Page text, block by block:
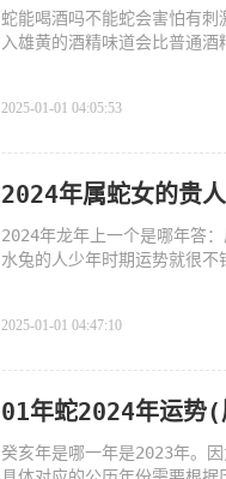
蛇能喝酒吗不能蛇会害怕有
入雄黄的酒精味道会比普通
2025-01-01 04:05:53
2024年属蛇女的贵
2024年龙年上一个是哪年答
水兔的人少年时期运势就很
2025-01-01 04:47:10
01年蛇2024年运势
癸亥年是哪一年是2023年。